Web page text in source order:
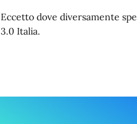
Eccetto dove diversamente
3.0 Italia.